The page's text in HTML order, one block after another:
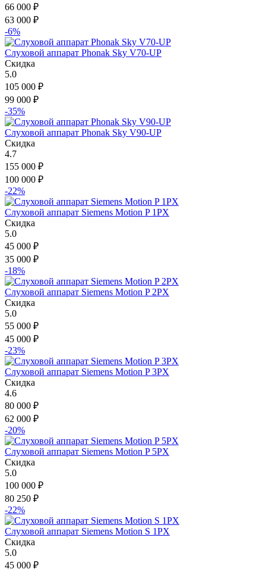
66 000 ₽
63 000 ₽
-6%
Слуховой аппарат Phonak Sky V70-UP
Скидка
5.0
105 000 ₽
99 000 ₽
-35%
Слуховой аппарат Phonak Sky V90-UP
Скидка
4.7
155 000 ₽
100 000 ₽
-22%
Слуховой аппарат Siemens Motion P 1PX
Скидка
5.0
45 000 ₽
35 000 ₽
-18%
Слуховой аппарат Siemens Motion P 2PX
Скидка
5.0
55 000 ₽
45 000 ₽
-23%
Слуховой аппарат Siemens Motion P 3PX
Скидка
4.6
80 000 ₽
62 000 ₽
-20%
Слуховой аппарат Siemens Motion P 5PX
Скидка
5.0
100 000 ₽
80 250 ₽
-22%
Слуховой аппарат Siemens Motion S 1PX
Скидка
5.0
45 000 ₽